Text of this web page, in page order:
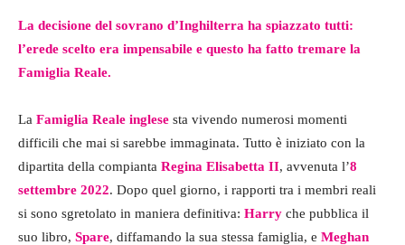
La decisione del sovrano d’Inghilterra ha spiazzato tutti:
l’erede scelto era impensabile e questo ha fatto tremare la
Famiglia Reale.
La Famiglia Reale inglese sta vivendo numerosi momenti
difficili che mai si sarebbe immaginata. Tutto è iniziato con la
dipartita della compianta Regina Elisabetta II, avvenuta l’8
settembre 2022. Dopo quel giorno, i rapporti tra i membri reali
si sono sgretolato in maniera definitiva: Harry che pubblica il
suo libro, Spare, diffamando la sua stessa famiglia, e Meghan